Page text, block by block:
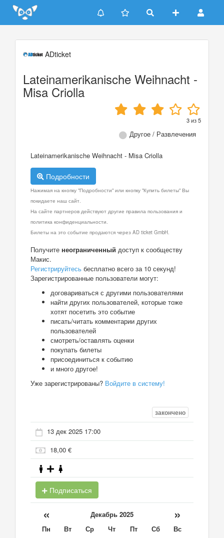
Update cookies preferences
ADticket
Lateinamerikanische Weihnacht -
Misa Criolla
3из5
Другое / Развлечения
Lateinamerikanische Weihnacht - Misa Criolla
Подробности
Нажимая на кнопку "Подробности" или кнопку "Купить билеты" Вы
покидаете наш сайт.
На сайте партнеров действуют другие правила пользования и
политика конфиденциальности.
Билеты на это событие продаются через AD ticket GmbH.
Получите неограниченный доступ к сообществу
Макис.
Регистрируйтесь бесплатно всего за 10 секунд!
Зарегистрированные пользователи могут:
договариваться с другими пользователями
найти других пользователей, которые тоже
хотят посетить это событие
писать/читать комментарии других
пользователей
смотреть/оставлять оценки
покупать билеты
присоединиться к событию
и много другое!
Уже зарегистрированы? Войдите в систему!
закончено
13 дек 2025 17:00
18,00 €
Подписаться
« Декабрь 2025 »
Пн Вт Ср Чт Пт Сб
Вс